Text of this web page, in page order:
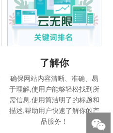
了解你
确保网站内容清晰、准确、易
于理解,使用户能够轻松找到所
需信息.使用简洁明了的标题和
描述,帮助用户快速了解你的产
品服务！